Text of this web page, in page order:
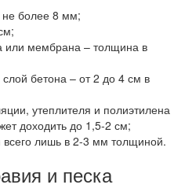
более 8 мм;
или мембрана – толщина в
бетона – от 2 до 4 см в
утеплителя и полиэтилена
доходить до 1,5-2 см;
всего лишь в 2-3 мм толщиной.
и песка